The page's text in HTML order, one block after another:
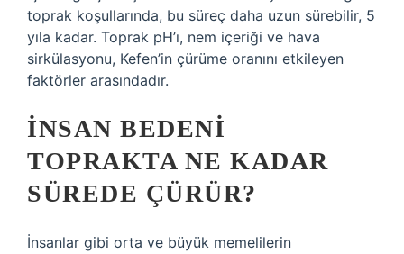
toprak koşullarında, bu süreç daha uzun sürebilir, 5
yıla kadar. Toprak pH’ı, nem içeriği ve hava
sirkülasyonu, Kefen’in çürüme oranını etkileyen
faktörler arasındadır.
İNSAN BEDENI
TOPRAKTA NE KADAR
SÜREDE ÇÜRÜR?
İnsanlar gibi orta ve büyük memelilerin